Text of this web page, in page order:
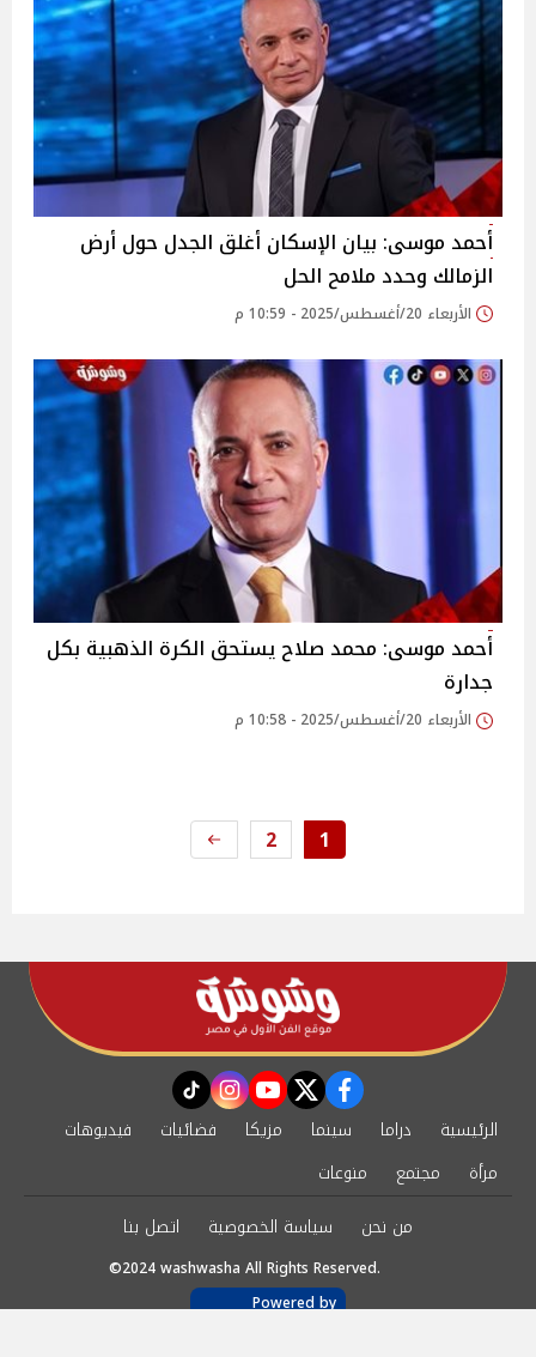
أحمد موسى: بيان الإسكان أغلق الجدل حول أرض
الزمالك وحدد ملامح الحل‎
الأربعاء 20/أغسطس/2025 - 10:59 م
أحمد موسى: محمد صلاح يستحق الكرة الذهبية بكل
جدارة‎
الأربعاء 20/أغسطس/2025 - 10:58 م
1
2
facebook
twitter
youtube
instagram
tiktok
الرئيسية دراما سينما مزيكا فضائيات
فيديوهات
مرأة
مجتمع
منوعات
من نحن
سياسة الخصوصية اتصل بنا
©2024 washwasha All Rights Reserved.
Powered by